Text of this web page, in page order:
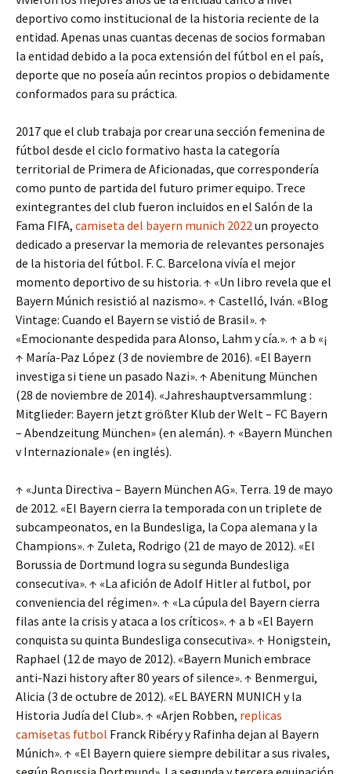
deportivo como institucional de la historia reciente de la
entidad. Apenas unas cuantas decenas de socios formaban
la entidad debido a la poca extensión del fútbol en el país,
deporte que no poseía aún recintos propios o debidamente
conformados para su práctica.
2017 que el club trabaja por crear una sección femenina de
fútbol desde el ciclo formativo hasta la categoría
territorial de Primera de Aficionadas, que correspondería
como punto de partida del futuro primer equipo. Trece
exintegrantes del club fueron incluidos en el Salón de la
Fama FIFA, camiseta del bayern munich 2022un proyecto
dedicado a preservar la memoria de relevantes personajes
de la historia del fútbol. F. C. Barcelona vivía el mejor
momento deportivo de su historia. ↑ «Un libro revela que el
Bayern Múnich resistió al nazismo». ↑ Castelló, Iván. «Blog
Vintage: Cuando el Bayern se vistió de Brasil». ↑
«Emocionante despedida para Alonso, Lahm y cía.». ↑ a b «¡
↑ María-Paz López (3 de noviembre de 2016). «El Bayern
investiga si tiene un pasado Nazi». ↑ Abenitung München
(28 de noviembre de 2014). «Jahreshauptversammlung :
Mitglieder: Bayern jetzt größter Klub der Welt – FC Bayern
– Abendzeitung München» (en alemán). ↑ «Bayern München
v Internazionale» (en inglés).
↑ «Junta Directiva – Bayern München AG». Terra. 19 de mayo
de 2012. «El Bayern cierra la temporada con un triplete de
subcampeonatos, en la Bundesliga, la Copa alemana y la
Champions». ↑ Zuleta, Rodrigo (21 de mayo de 2012). «El
Borussia de Dortmund logra su segunda Bundesliga
consecutiva». ↑ «La afición de Adolf Hitler al futbol, por
conveniencia del régimen». ↑ «La cúpula del Bayern cierra
filas ante la crisis y ataca a los críticos». ↑ a b «El Bayern
conquista su quinta Bundesliga consecutiva». ↑ Honigstein,
Raphael (12 de mayo de 2012). «Bayern Munich embrace
anti-Nazi history after 80 years of silence». ↑ Benmergui,
Alicia (3 de octubre de 2012). «EL BAYERN MUNICH y la
Historia Judía del Club». ↑ «Arjen Robben, replicas
camisetas futbol Franck Ribéry y Rafinha dejan al Bayern
Múnich». ↑ «El Bayern quiere siempre debilitar a sus rivales,